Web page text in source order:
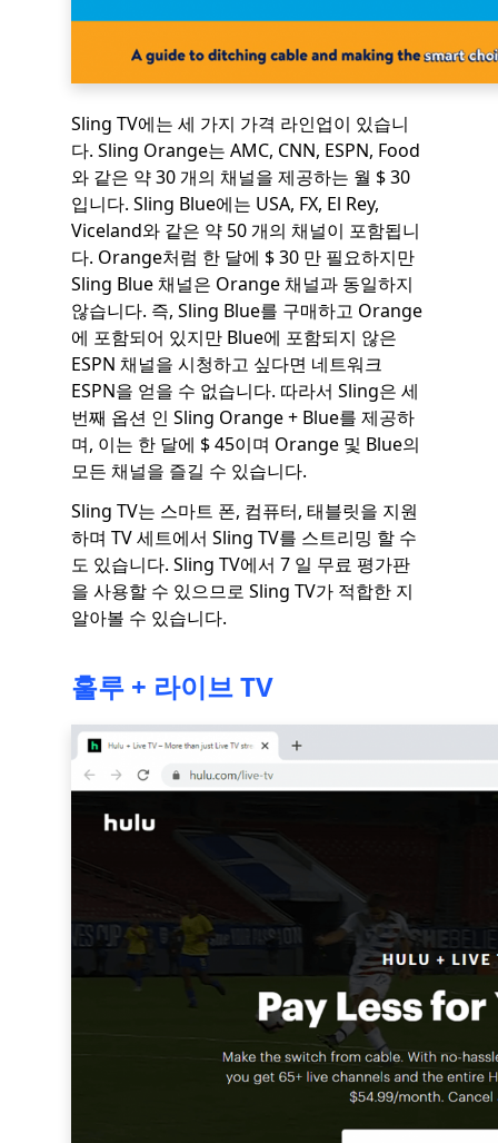
Sling TV에는 세 가지 가격 라인업이 있습니
다. Sling Orange는 AMC, CNN, ESPN, Food
와 같은 약 30 개의 채널을 제공하는 월 $ 30
입니다. Sling Blue에는 USA, FX, El Rey,
Viceland와 같은 약 50 개의 채널이 포함됩니
다. Orange처럼 한 달에 $ 30 만 필요하지만
Sling Blue 채널은 Orange 채널과 동일하지
않습니다. 즉, Sling Blue를 구매하고 Orange
에 포함되어 있지만 Blue에 포함되지 않은
ESPN 채널을 시청하고 싶다면 네트워크
ESPN을 얻을 수 없습니다. 따라서 Sling은 세
번째 옵션 인 Sling Orange + Blue를 제공하
며, 이는 한 달에 $ 45이며 Orange 및 Blue의
모든 채널을 즐길 수 있습니다.
Sling TV는 스마트 폰, 컴퓨터, 태블릿을 지원
하며 TV 세트에서 Sling TV를 스트리밍 할 수
도 있습니다. Sling TV에서 7 일 무료 평가판
을 사용할 수 있으므로 Sling TV가 적합한 지
알아볼 수 있습니다.
훌루 + 라이브 TV